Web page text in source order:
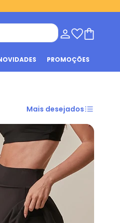
PROMOÇÕES
Mais desejados